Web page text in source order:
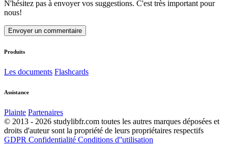
N'hésitez pas à envoyer vos suggestions. C'est très important pour
nous!
Envoyer un commentaire
Produits
Les documents Flashcards
Assistance
Plainte Partenaires
© 2013 - 2026 studylibfr.com toutes les autres marques déposées et
droits d'auteur sont la propriété de leurs propriétaires respectifs
GDPR Confidentialité Conditions d''utilisation